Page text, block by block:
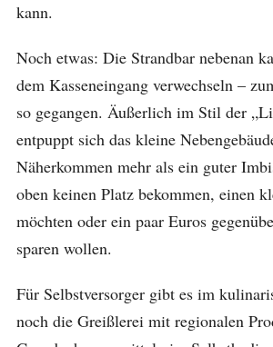
kann.
Noch etwas: Die Strandbar nebenan
dem Kasseneingang verwechseln –
so gegangen. Äußerlich im Stil der
entpuppt sich das kleine
Näherkommen mehr als ein guter
oben keinen Platz bekommen, einen
möchten oder ein paar Euros
sparen wollen.
Für Selbstversorger gibt es im
noch die Greißlerei mit regionalen